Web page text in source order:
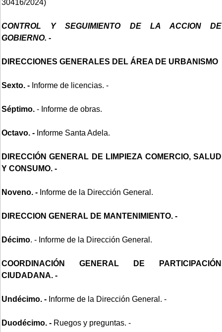
30416/2024)
CONTROL Y SEGUIMIENTO DE LA ACCION DE
GOBIERNO. -
DIRECCIONES GENERALES DEL ÁREA DE URBANISMO
Sexto. - Informe de licencias. -
Séptimo. - Informe de obras.
Octavo. - Informe Santa Adela.
DIRECCIÓN GENERAL DE LIMPIEZA COMERCIO, SALUD
Y CONSUMO. -
Noveno. - Informe de la Dirección General.
DIRECCION GENERAL DE MANTENIMIENTO. -
Décimo. - Informe de la Dirección General.
COORDINACIÓN GENERAL DE PARTICIPACIÓN
CIUDADANA. -
Undécimo. - Informe de la Dirección General. -
Duodécimo. - Ruegos y preguntas. -